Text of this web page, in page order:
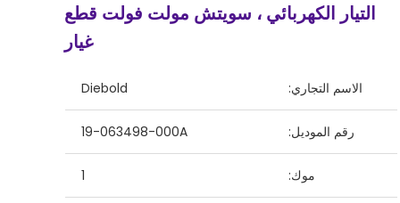
التيار الكهربائي ، سويتش مولت فولت قطع
غيار
الاسم التجاري: Diebold
رقم الموديل: 19-063498-000A
موك: 1